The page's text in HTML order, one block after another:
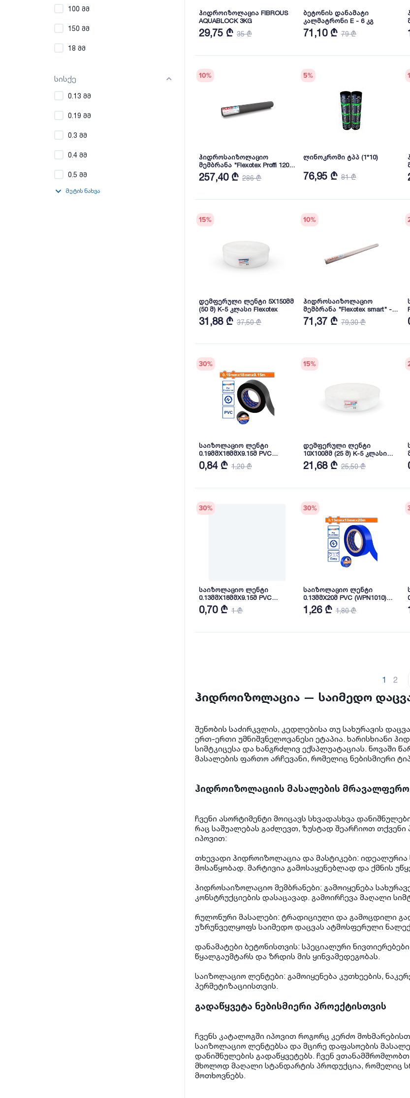
100 მმ
150 მმ
18 მმ
სისქე
0.13 მმ
0.19 მმ
0.3 მმ
0.4 მმ
0.5 მმ
მეტის ნახვა
ჰიდროიზოლაცია FIBROUS
AQUABLOCK 3KG
29,75 ₾ 35 ₾
ბეტონის დანამატი
კალმატრონი E - 6 კგ
71,10 ₾ 79 ₾
10%
ჰიდროსაიზოლაციო
მემბრანა "Flexotex Proffi 120"
- 75 მ2
257,40 ₾ 286 ₾
5%
ლინოკრომი ტპპ (1*10)
76,95 ₾ 81 ₾
15%
დემფერული ლენტი 5X150მმ
(50 მ) K-5 კლასი Flexotex
31,88 ₾ 37,50 ₾
10%
ჰიდროსაიზოლაციო
მემბრანა "Flexotex smart" -
30 მ2 (60 გრ/მ2)
71,37 ₾ 79,30 ₾
30%
საიზოლაციო ლენტი
0.19მმX18მმX9.15მ PVC
(WPN1101) WADFOW
0,84 ₾ 1,20 ₾
15%
დემფერული ლენტი
10X100მმ (25 მ) K-5 კლასი
Flexotex
21,68 ₾ 25,50 ₾
30%
საიზოლაციო ლენტი
0.13მმX18მმX9.15მ PVC
(WPN1103) WADFOW
0,70 ₾ 1 ₾
30%
საიზოლაციო ლენტი
0.13მმX20მ PVC (WPN1010)
WADFOW
1,26 ₾ 1,80 ₾
1 2
ჰიდროიზოლაცია — საიმედო
შენობის საძირკვლის, კედლებისა თუ სახურავის
ერთ-ერთი უმნიშვნელოვანესი ეტაპია. ხარისხიანი
სიმტკიცესა და ხანგრძლივ ექსპლუატაციას. ნოვაში
მასალების ფართო არჩევანი, რომელიც ნებისმიერი
ჰიდროიზოლაციის მასალების
ჩვენი ასორტიმენტი მოიცავს სხვადასხვა
რაც საშუალებას გაძლევთ, ზუსტად შეარჩიოთ
იპოვით:
თხევადი ჰიდროიზოლაცია და მასტიკები: იდეალურია
მოსაწყობად. მარტივია გამოსაყენებლად და ქმნის
ჰიდროსაიზოლაციო მემბრანები: გამოიყენება
კონსტრუქციების დასაცავად. გამოირჩევა მაღალი
რულონური მასალები: ტრადიციული და გამოცდილი
უზრუნველყოფს საიმედო დაცვას ატმოსფერული
დანამატები ბეტონისთვის: სპეციალური
წყალგაუმტარს და ზრდის მის ყინვამედეგობას.
საიზოლაციო ლენტები: გამოიყენება კუთხეების,
ჰერმეტიზაციისთვის.
გადაწყვეტა ნებისმიერი პროექტისთვის
ჩვენს კატალოგში იპოვით როგორც კერძო
საიზოლაციო ლენტებსა და მცირე დაფასოების
დანიშნულების გადაწყვეტებს. ჩვენ
მხოლოდ მაღალი სტანდარტის პროდუქცია, რომელიც
მოთხოვნებს.